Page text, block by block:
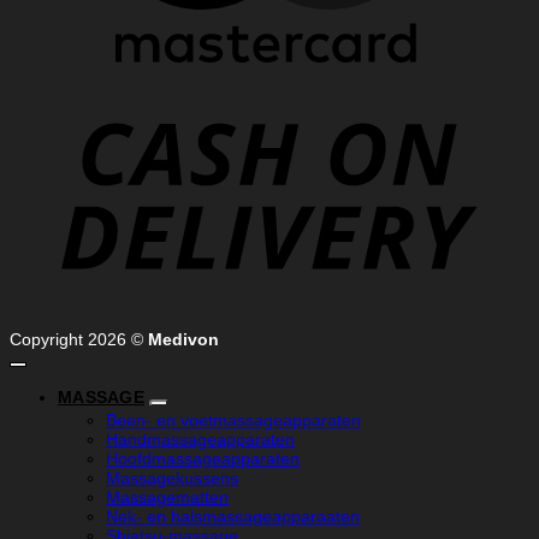
Copyright 2026 © Medivon
MASSAGE
Been- en voetmassageapparaten
Handmassageapparaten
Hoofdmassageapparaten
Massagekussens
Massagematten
Nek- en halsmassageapparaaten